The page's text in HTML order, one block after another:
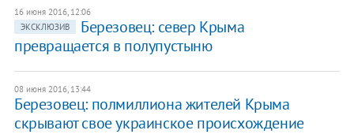
16 июня 2016, 12:06
ЭКСКЛЮЗИВ
Березовец: север Крыма
превращается в полупустыню
08 июня 2016, 13:44
Березовец: полмиллиона жителей Крыма
скрывают свое украинское происхождение